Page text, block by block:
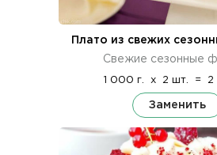
Плато из свежих
Свежие сезонные
1 000 г. x 2 шт. = 2
Заменить